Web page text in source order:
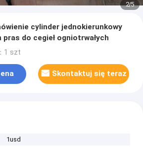
2/5
cylinder jednokierunkowy
do cegieł ogniotrwałych
1 szt
Skontaktuj się teraz
1usd